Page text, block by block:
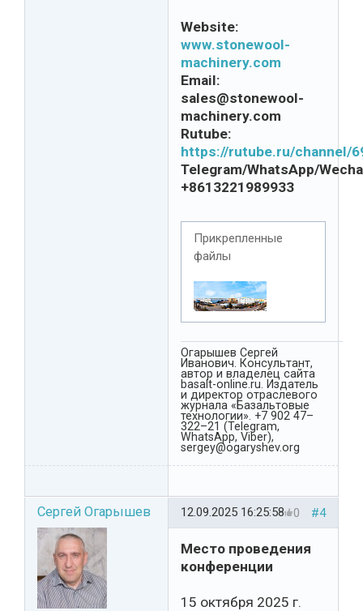
Website:
www.stonewool-
machinery.com
Email:
sales@stonewool-
machinery.com
Rutube:
https://rutube.ru/channel/
Telegram/WhatsApp/
+8613221989933
Прикрепленные
файлы
Огарышев Сергей
Иванович. Консультант,
автор и владелец сайта
basalt-online.ru. Издатель
и директор отраслевого
журнала «Базальтовые
технологии». +7 902 47–
322–21 (Telegram,
WhatsApp, Viber),
sergey@ogaryshev.org
Сергей Огарышев #4
0
12.09.2025 16:25:58
Место проведения
конференции
15 октября 2025 г.